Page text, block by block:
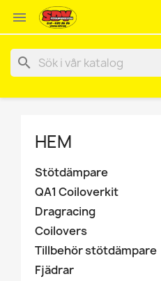

search
HEM
Stötdämpare
QA1 Coiloverkit
Dragracing
Coilovers
Tillbehör stötdämpare
Fjädrar